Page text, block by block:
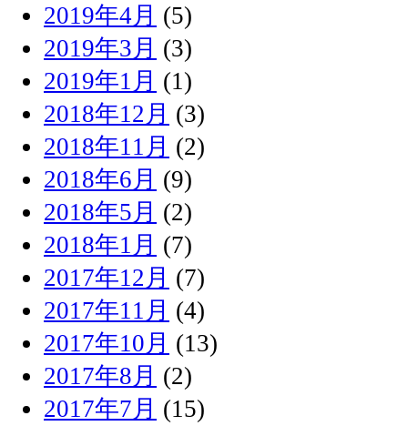
2019年4月 (5)
2019年3月 (3)
2019年1月 (1)
2018年12月 (3)
2018年11月 (2)
2018年6月 (9)
2018年5月 (2)
2018年1月 (7)
2017年12月 (7)
2017年11月 (4)
2017年10月 (13)
2017年8月 (2)
2017年7月 (15)